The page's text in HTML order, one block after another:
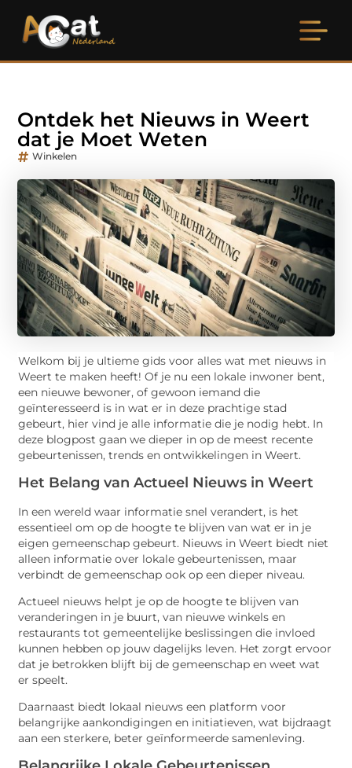
Ontdek het Nieuws in Weert
dat je Moet Weten
Winkelen
Welkom bij je ultieme gids voor alles wat met nieuws in
Weert te maken heeft! Of je nu een lokale inwoner bent,
een nieuwe bewoner, of gewoon iemand die
geïnteresseerd is in wat er in deze prachtige stad
gebeurt, hier vind je alle informatie die je nodig hebt. In
deze blogpost gaan we dieper in op de meest recente
gebeurtenissen, trends en ontwikkelingen in Weert.
Het Belang van Actueel Nieuws in Weert
In een wereld waar informatie snel verandert, is het
essentieel om op de hoogte te blijven van wat er in je
eigen gemeenschap gebeurt. Nieuws in Weert biedt niet
alleen informatie over lokale gebeurtenissen, maar
verbindt de gemeenschap ook op een dieper niveau.
Actueel nieuws helpt je op de hoogte te blijven van
veranderingen in je buurt, van nieuwe winkels en
restaurants tot gemeentelijke beslissingen die invloed
kunnen hebben op jouw dagelijks leven. Het zorgt ervoor
dat je betrokken blijft bij de gemeenschap en weet wat
er speelt.
Daarnaast biedt lokaal nieuws een platform voor
belangrijke aankondigingen en initiatieven, wat bijdraagt
aan een sterkere, beter geïnformeerde samenleving.